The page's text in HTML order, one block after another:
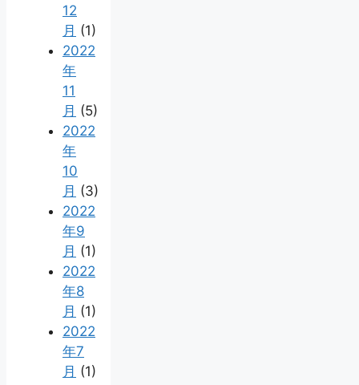
12
月 (1)
2022
年
11
月 (5)
2022
年
10
月 (3)
2022
年9
月 (1)
2022
年8
月 (1)
2022
年7
月 (1)